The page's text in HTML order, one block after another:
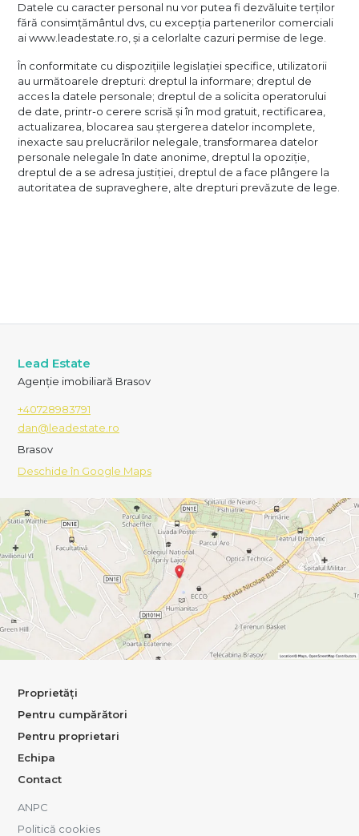
Datele cu caracter personal nu vor putea fi dezvăluite terților
fără consimțământul dvs, cu excepția partenerilor comerciali
ai www.leadestate.ro, și a celorlalte cazuri permise de lege.
În conformitate cu dispozițiile legislației specifice, utilizatorii
au următoarele drepturi: dreptul la informare; dreptul de
acces la datele personale; dreptul de a solicita operatorului
de date, printr-o cerere scrisă și în mod gratuit, rectificarea,
actualizarea, blocarea sau ștergerea datelor incomplete,
inexacte sau prelucrărilor nelegale, transformarea datelor
personale nelegale în date anonime, dreptul la opoziție,
dreptul de a se adresa justiției, dreptul de a face plângere la
autoritatea de supraveghere, alte drepturi prevăzute de lege.
Lead Estate
Agenție imobiliară Brasov
+40728983791
dan@leadestate.ro
Brasov
Deschide în Google Maps
Proprietăți
Pentru cumpărători
Pentru proprietari
Echipa
Contact
ANPC
Politică cookies